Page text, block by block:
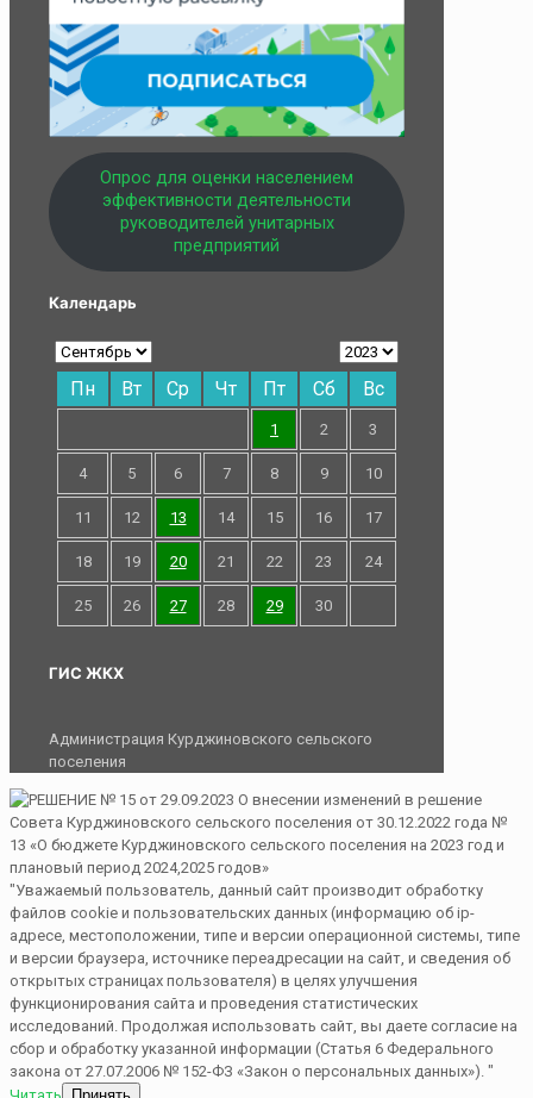
Опрос для оценки населением
эффективности деятельности
руководителей унитарных
предприятий
Календарь
Пн Вт Ср Чт Пт Сб Вс
1 2 3
4 5 6 7 8 9 10
11 12 13 14 15 16 17
18 19 20 21 22 23 24
25 26 27 28 29 30
ГИС ЖКХ
Администрация Курджиновского сельского
поселения
"Уважаемый пользователь, данный сайт производит обработку
файлов cookie и пользовательских данных (информацию об ip-
адресе, местоположении, типе и версии операционной системы, типе
и версии браузера, источнике переадресации на сайт, и сведения об
открытых страницах пользователя) в целях улучшения
функционирования сайта и проведения статистических
исследований. Продолжая использовать сайт, вы даете согласие на
сбор и обработку указанной информации (Статья 6 Федерального
закона от 27.07.2006 № 152-ФЗ «Закон о персональных данных»). "